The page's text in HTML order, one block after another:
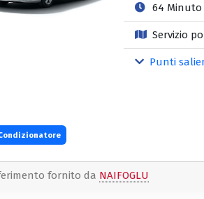
64 Minuto
Servizio
Punti
fornito da NAIFOGLU